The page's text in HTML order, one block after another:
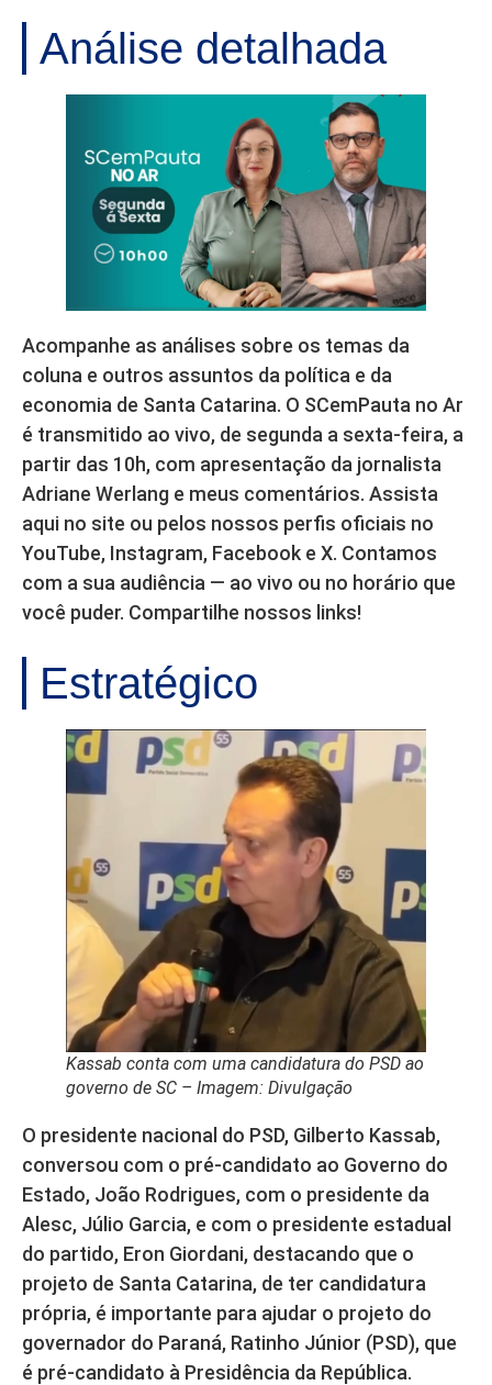
Análise detalhada
Acompanhe as análises sobre os temas da
coluna e outros assuntos da política e da
economia de Santa Catarina. O SCemPauta no Ar
é transmitido ao vivo, de segunda a sexta-feira, a
partir das 10h, com apresentação da jornalista
Adriane Werlang e meus comentários. Assista
aqui no site ou pelos nossos perfis oficiais no
YouTube, Instagram, Facebook e X. Contamos
com a sua audiência — ao vivo ou no horário que
você puder. Compartilhe nossos links!
Estratégico
Kassab conta com uma candidatura do PSD ao
governo de SC – Imagem: Divulgação
O presidente nacional do PSD, Gilberto Kassab,
conversou com o pré-candidato ao Governo do
Estado, João Rodrigues, com o presidente da
Alesc, Júlio Garcia, e com o presidente estadual
do partido, Eron Giordani, destacando que o
projeto de Santa Catarina, de ter candidatura
própria, é importante para ajudar o projeto do
governador do Paraná, Ratinho Júnior (PSD), que
é pré-candidato à Presidência da República.